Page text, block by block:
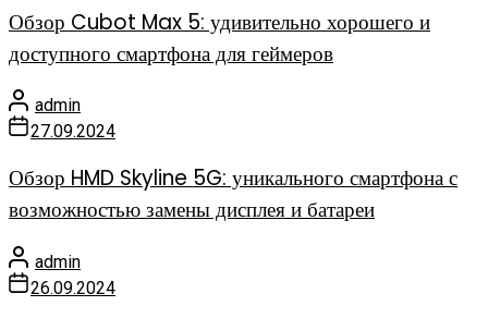
Обзор Cubot Max 5: удивительно хорошего и
доступного смартфона для геймеров
admin
27.09.2024
Обзор HMD Skyline 5G: уникального смартфона с
возможностью замены дисплея и батареи
admin
26.09.2024